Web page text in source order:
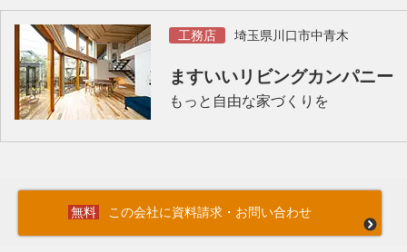
工務店 埼玉県川口市中青木
ますいいリビングカンパニー
もっと自由な家づくりを
この会社に資料請求・お問い合わせ